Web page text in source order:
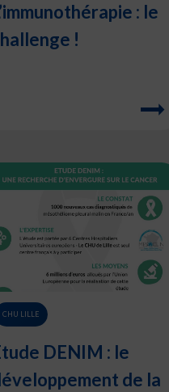
: le
!
CHU LILLE
DENIM : le
de la